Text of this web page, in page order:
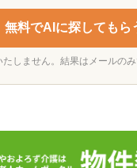
無料でAIに探してもら
しません。結果はメールのみ